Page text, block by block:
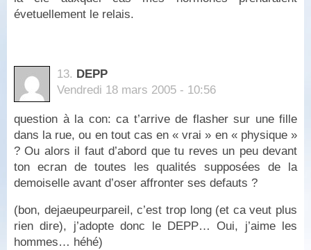
évetuellement le relais.
13. DEPP
Vendredi 18 mars 2005 - 10:56
question à la con: ca t’arrive de flasher sur une fille
dans la rue, ou en tout cas en « vrai » en « physique »
? Ou alors il faut d’abord que tu reves un peu devant
ton ecran de toutes les qualités supposées de la
demoiselle avant d’oser affronter ses defauts ?
(bon, dejaeupeurpareil, c’est trop long (et ca veut plus
rien dire), j’adopte donc le DEPP… Oui, j’aime les
hommes… héhé)